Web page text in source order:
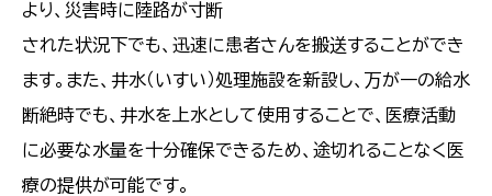
より、災害時に陸路が寸断
された状況下でも、迅速に患者さんを搬送することができ
ます。また、井水（いすい）処理施設を新設し、万が一の給水
断絶時でも、井水を上水として使用することで、医療活動
に必要な水量を十分確保できるため、途切れることなく医
療の提供が可能です。